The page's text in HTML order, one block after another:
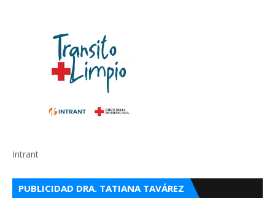
Intrant
PUBLICIDAD DRA. TATIANA TAVÁREZ